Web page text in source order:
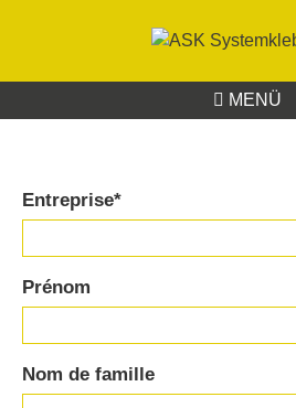
MENÜ
Entreprise*
Prénom
Nom de famille